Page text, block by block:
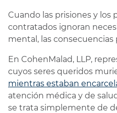
Cuando las prisiones y los
contratados ignoran
mental, las consecuencias
En CohenMalad, LLP,
cuyos seres queridos
mientras estaban
atención médica y de
se trata simplemente de